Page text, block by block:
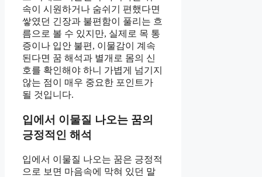
속이 시원하거나 숨쉬기 편했다면
쌓였던 긴장과 불편함이 풀리는 흐
름으로 볼 수 있지만, 실제로 목 통
증이나 입안 불편, 이물감이 계속
된다면 꿈 해석과 별개로 몸의 신
호를 확인해야 하니 가볍게 넘기지
않는 점이 매우 중요한 포인트가
될 것입니다.
입에서 이물질 나오는 꿈의
긍정적인 해석
입에서 이물질 나오는 꿈은 긍정적
으로 보면 마음속에 막혀 있던 말